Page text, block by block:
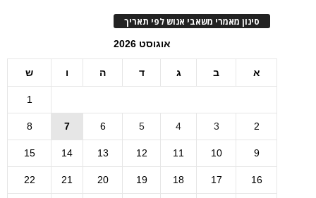
סינון מאמרי משאבי אנוש לפי תאריך
אוגוסט 2026
א ב ג ד ה ו ש
1
2
3
4
5
6
7
8
9
10
11
12
13
14
15
16
17
18
19
20
21
22